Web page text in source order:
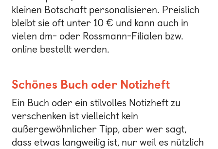
kleinen Botschaft personalisieren. Preislich
bleibt sie oft unter 10 € und kann auch in
vielen dm- oder Rossmann-Filialen bzw.
online bestellt werden.
Schönes Buch oder Notizheft
Ein Buch oder ein stilvolles Notizheft zu
verschenken ist vielleicht kein
außergewöhnlicher Tipp, aber wer sagt,
dass etwas langweilig ist, nur weil es nützlich